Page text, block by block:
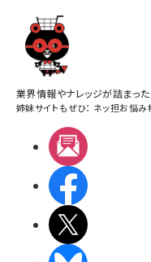
業界情報やナレッジが詰まった
姉妹サイトもぜひ： ネッ担お悩み